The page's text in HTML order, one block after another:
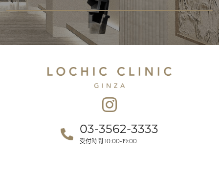
03-3562-3333
受付時間 10:00-19:00